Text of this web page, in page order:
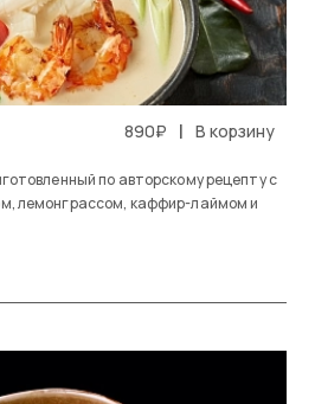
890₽ | В корзину
по авторскому рецепту с
лемонграссом, каффир-лаймом и